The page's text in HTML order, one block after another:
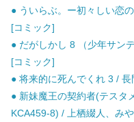
● ういらぶ。ー初々しい恋
[コミック]
● だがしかし 8 （少年サン
[コミック]
● 将来的に死んでくれ 3 /
● 新妹魔王の契約者(テスタ
KCA459-8) / 上栖綴人、み